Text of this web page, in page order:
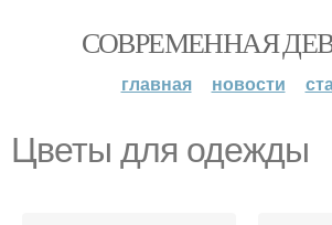
СОВРЕМЕННАЯ
главная новости
Цветы для одежды